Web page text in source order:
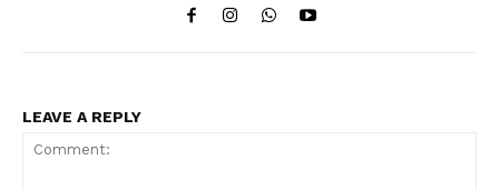
LEAVE A REPLY